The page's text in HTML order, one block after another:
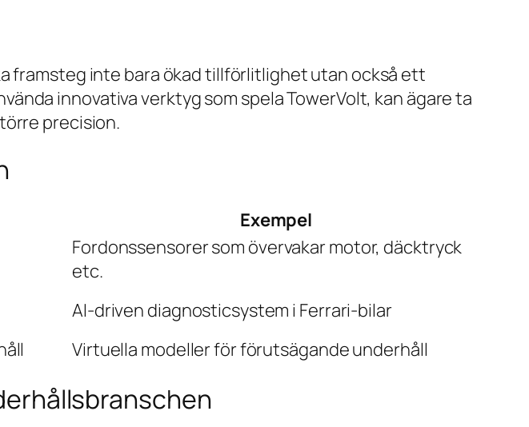
framsteg inte bara ökad tillförlitlighet utan också ett
innovativa verktyg som spela TowerVolt, kan ägare ta
precision.
Exempel
Fordonssensorer som övervakar motor, däcktryck
etc.
AI-driven diagnosticsystem i Ferrari-bilar
Virtuella modeller för förutsägande underhåll